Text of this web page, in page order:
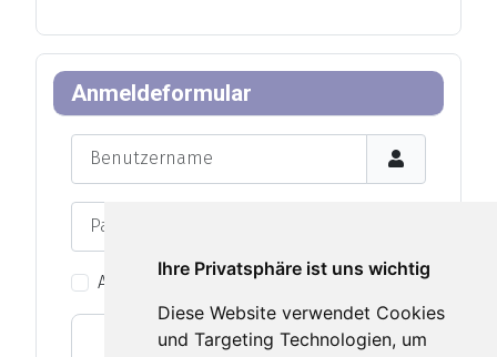
Ihre Privatsphäre ist uns wichtig
Diese Website verwendet Cookies
und Targeting Technologien, um
Anmeldeformular
Angemeldet bleiben
Web-Authentifizierung